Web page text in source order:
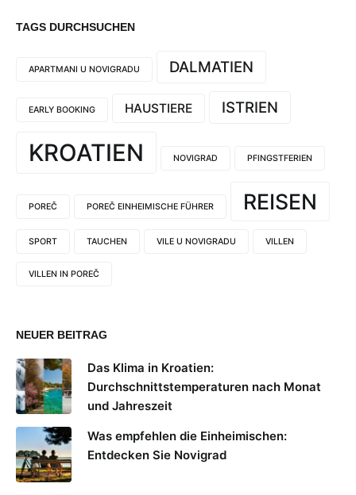
TAGS DURCHSUCHEN
APARTMANI U NOVIGRADU DALMATIEN
EARLY BOOKING HAUSTIERE ISTRIEN
KROATIEN NOVIGRAD PFINGSTFERIEN
POREČ POREČ EINHEIMISCHE FÜHRER REISEN
SPORT TAUCHEN VILE U NOVIGRADU VILLEN
VILLEN IN POREČ
NEUER BEITRAG
Das Klima in Kroatien:
Durchschnittstemperaturen nach Monat
und Jahreszeit
Was empfehlen die Einheimischen:
Entdecken Sie Novigrad